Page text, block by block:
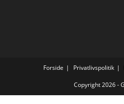
Forside Privatlivspolitik
Copyright 2026 -